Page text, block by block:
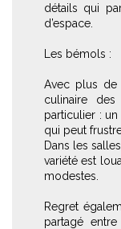
détails qui
d’espace.
Les bémols :
Avec plus
culinaire
particulier :
qui peut
Dans les
variété est
modestes.
Regret
partagé entre